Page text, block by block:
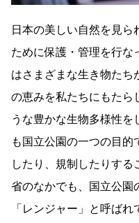
日本の美しい自然を見ら
ために保護・管理を行な
はさまざまな生き物たち
の恵みを私たちにもたら
うな豊かな生物多様性を
も国立公園の一つの目的
したり、規制したりす
省のなかでも、国立公園
「レンジャー」と呼ば